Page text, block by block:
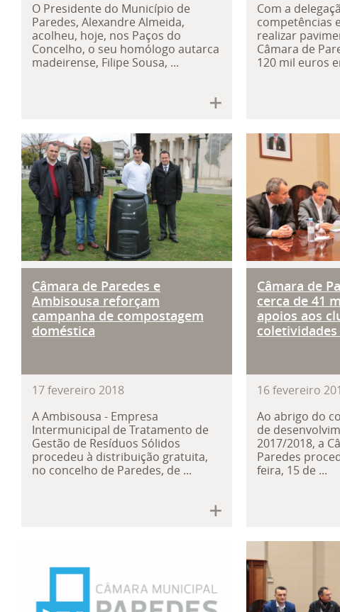
O Presidente do Município de
Paredes, Alexandre Almeida,
acolheu, hoje, nos Paços do
Concelho, o seu homólogo autarca
madeirense, Filipe Sousa, ...
Com a
competências
realizar
Câmara de
120 mil euros
Câmara de Paredes e Ambisousa
Câmara de Paredes e
Ambisousa reforçam
campanha de compostagem
doméstica
17fevereiro 2018
A Ambisousa - Empresa
Intermunicipal de Tratamento de
Gestão de Resíduos Sólidos
procedeu à distribuição gratuita,
no concelho de Paredes, de ...
Câmara
Câmara de
cerca de 41
apoios aos
16fevereiro
Ao abrigo do
de
2017/2018, a
Paredes
feira, 15 de ...
Início do procedimento para
Paredes